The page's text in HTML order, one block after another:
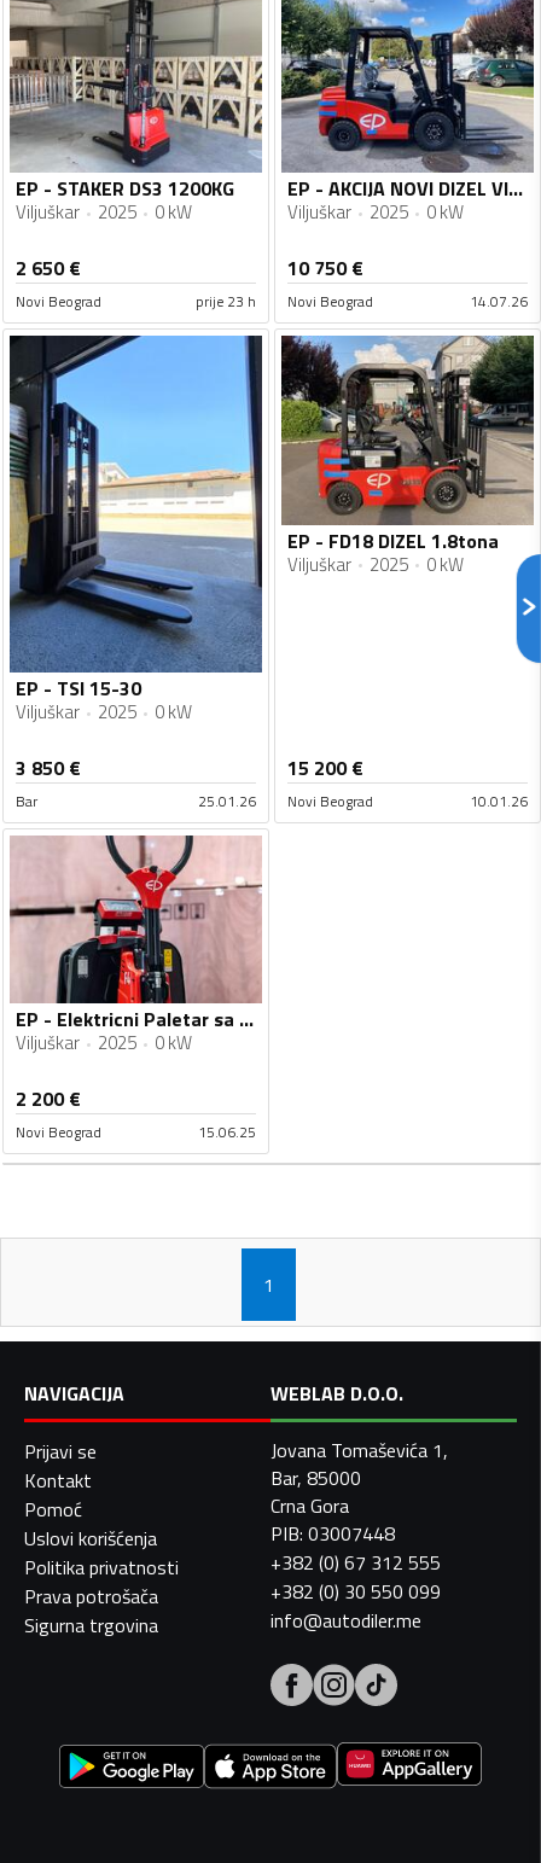
EP - STAKER DS3 1200KG
Viljuškar 2025 0 kW
2 650€
Novi Beograd prije 23 h
EP - AKCIJA NOVI DIZEL VILJUSKARI 2.5t
Viljuškar 2025 0 kW
10 750€
Novi Beograd 14.07.26
EP - TSI 15-30
Viljuškar 2025 0 kW
3 850€
Bar 25.01.26
EP - FD18 DIZEL 1.8tona
Viljuškar 2025 0 kW
15 200€
Novi Beograd 10.01.26
EP - Elektricni Paletar sa VAGOM EP F4 RAVAS vaga
Viljuškar 2025 0 kW
2 200€
Novi Beograd 15.06.25
1
NAVIGACIJA
Prijavi se
Kontakt
Pomoć
Uslovi korišćenja
Politika privatnosti
Prava potrošača
Sigurna trgovina
WEBLAB D.O.O.
Jovana Tomaševića 1,
Bar, 85000
Crna Gora
PIB: 03007448
+382 (0) 67 312 555
+382 (0) 30 550 099
info@autodiler.me